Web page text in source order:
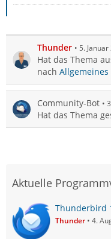
Thunder 5.
Hat das Thema
nach
Community-Bot
Hat das Thema
Aktuelle
Thunderbird
Thunder 4.